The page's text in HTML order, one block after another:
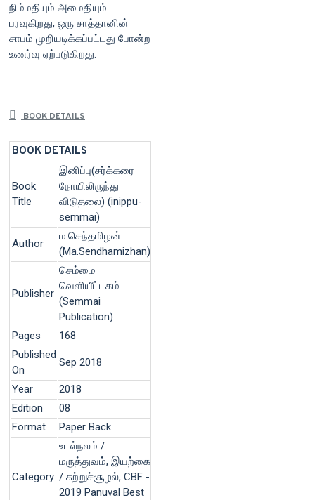
நிம்மதியும் அமைதியும்
பரவுகிறது, ஒரு சாத்தானின்
சாபம் முறியடிக்கப்பட்டது போன்ற
உணர்வு ஏற்படுகிறது.
BOOK DETAILS
BOOK DETAILS
Book
Title
இனிப்பு(சர்க்கரை
நோயிலிருந்து
விடுதலை) (inippu-
semmai)
Author
ம.செந்தமிழன்
(Ma.Sendhamizhan)
Publisher
செம்மை
வெளியீட்டகம்
(Semmai
Publication)
Pages
168
Published
On
Sep 2018
Year
2018
Edition
08
Format
Paper Back
Category
உடல்நலம் /
மருத்துவம், இயற்கை
/ சுற்றுச்சூழல், CBF -
2019 Panuval Best